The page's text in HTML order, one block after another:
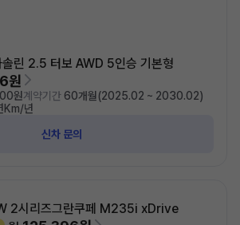
솔린 2.5 터보 AWD 5인승 기본형
원
원계약기간 60개월(2025.02 ~ 2030.02)
Km/년
신차 문의
2시리즈그란쿠페 M235i xDrive